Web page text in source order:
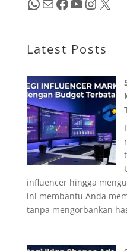
Latest Posts
influencer hingga
ini membantu Anda
tanpa mengorbankan